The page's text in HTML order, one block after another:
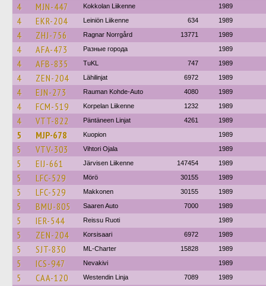
4 MJN-447 Kokkolan Liikenne 1989
4 EKR-204 Leiniön Liikenne 634 1989
4 ZHJ-756 Ragnar Norrgård 13771 1989
4 AFA-473 Разные города 1989
4 AFB-835 TuKL 747 1989
4 ZEN-204 Lähilinjat 6972 1989
4 EJN-273 Rauman Kohde-Auto 4080 1989
4 FCM-519 Korpelan Liikenne 1232 1989
4 VTT-822 Päntäneen Linjat 4261 1989
5 MJP-678 Kuopion 1989
5 VTV-303 Vihtori Ojala 1989
5 EIJ-661 Järvisen Liikenne 147454 1989
5 LFC-529 Mörö 30155 1989
5 LFC-529 Makkonen 30155 1989
5 BMU-805 Saaren Auto 7000 1989
5 IER-544 Reissu Ruoti 1989
5 ZEN-204 Korsisaari 6972 1989
5 SJT-830 ML-Charter 15828 1989
5 ICS-947 Nevakivi 1989
5 CAA-120 Westendin Linja 7089 1989